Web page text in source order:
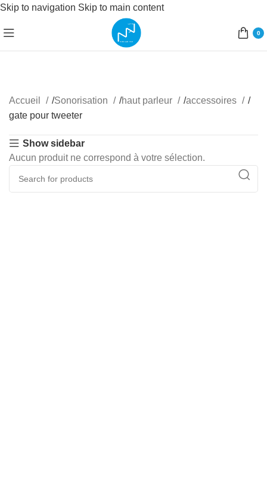
Skip to navigation Skip to main content
0
Accueil /Sonorisation /haut parleur /accessoires
/
gate pour tweeter
Show sidebar
Aucun produit ne correspond à votre sélection.